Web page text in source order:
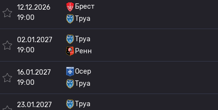
12.12.2026
19:00
Брест
Труа
02.01.2027
19:00
Труа
Ренн
16.01.2027
19:00
Осер
Труа
23.01.2027
Труа